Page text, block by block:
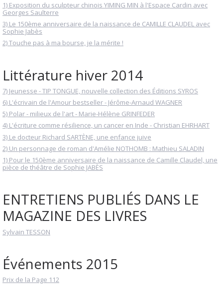
1) Exposition du sculpteur chinois YIMING MIN à l'Espace Cardin avec
Georges Saulterre
3) Le 150ème anniversaire de la naissance de CAMILLE CLAUDEL avec
Sophie Jabès
2) Touche pas à ma bourse, je la mérite !
Littérature hiver 2014
7) Jeunesse - TIP TONGUE, nouvelle collection des Éditions SYROS
6) L'écrivain de l'Amour bestseller - Jérôme-Arnaud WAGNER
5) Polar - milieux de l'art - Marie-Hélène GRINFEDER
4) L'écriture comme résilience, un cancer en Inde - Christian EHRHART
3) Le docteur Richard SARTÈNE, une enfance juive
2) Un personnage de roman d'Amélie NOTHOMB : Mathieu SALADIN
1) Pour le 150ème anniversaire de la naissance de Camille Claudel, une
pièce de théâtre de Sophie JABÈS
ENTRETIENS PUBLIÉS DANS LE
MAGAZINE DES LIVRES
Sylvain TESSON
Événements 2015
Prix de la Page 112